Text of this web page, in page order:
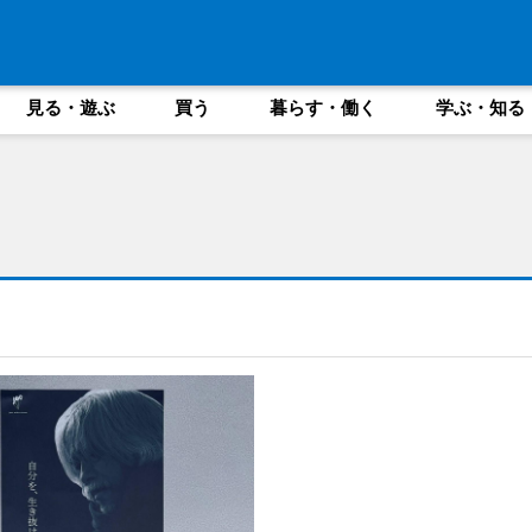
見る・遊ぶ 買う 暮らす・働く 学ぶ・知る